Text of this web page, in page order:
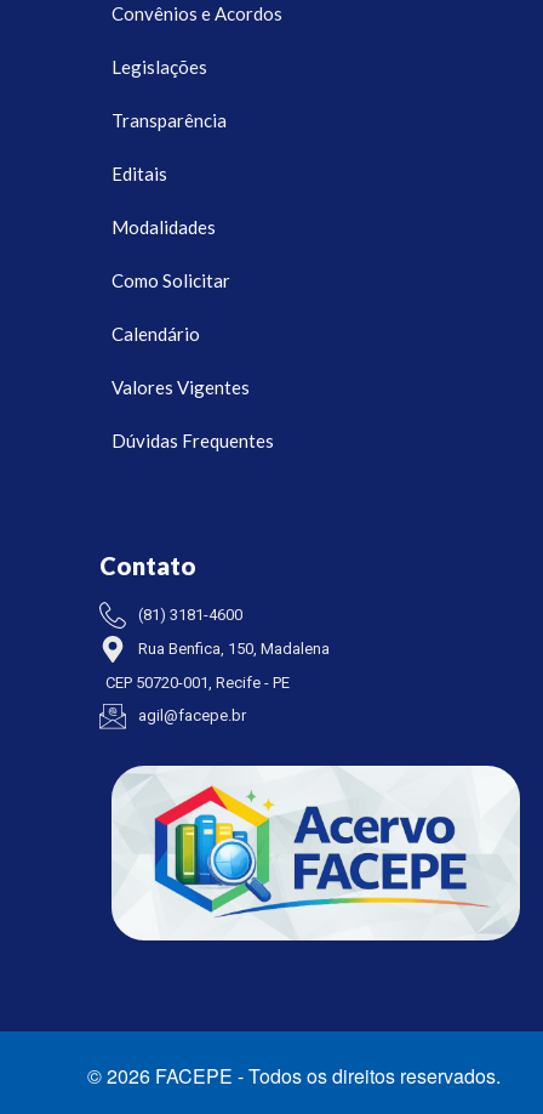
Convênios e Acordos
Legislações
Transparência
Editais
Modalidades
Como Solicitar
Calendário
Valores Vigentes
Dúvidas Frequentes
Contato
(81) 3181-4600
Rua Benfica, 150, Madalena
CEP 50720-001, Recife - PE
agil@facepe.br
© 2026 FACEPE - Todos os direitos reservados.